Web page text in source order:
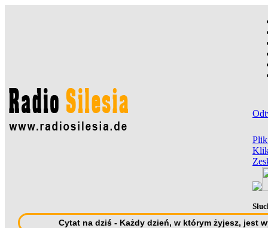
Cytat na dziś - Każdy dzień, w którym żyjesz, jest